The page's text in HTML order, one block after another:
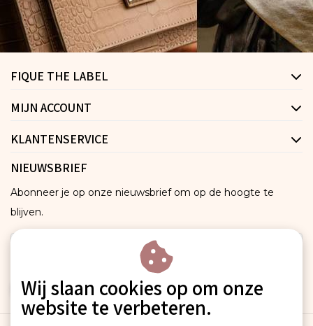
FIQUE THE LABEL
MIJN ACCOUNT
KLANTENSERVICE
NIEUWSBRIEF
Abonneer je op onze nieuwsbrief om op de hoogte te
blijven.
ABONNEER
Wij slaan cookies op om onze
website te verbeteren.